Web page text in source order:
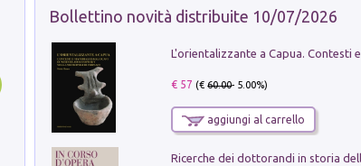
Bollettino novità distribuite 10/07/2026
€ 57 (€60.00- 5.00%)
aggiungi al carrello